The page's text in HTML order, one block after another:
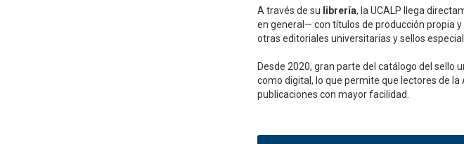
A través de su librería, la UCALP llega
en general— con títulos de producción propia
otras editoriales universitarias y sellos
Desde 2020, gran parte del catálogo del
como digital, lo que permite que lectores de
publicaciones con mayor facilidad.